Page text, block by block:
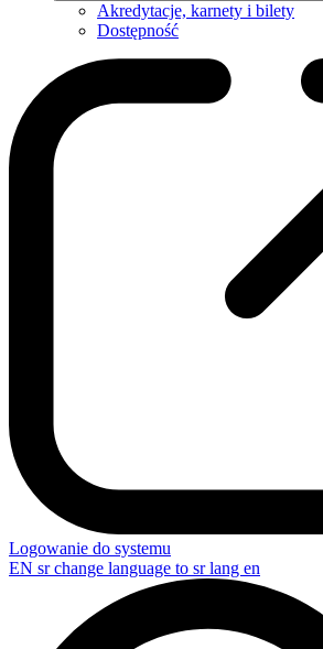
Akredytacje, karnety i bilety
Dostępność
Logowanie do systemu
EN sr change language to sr lang en